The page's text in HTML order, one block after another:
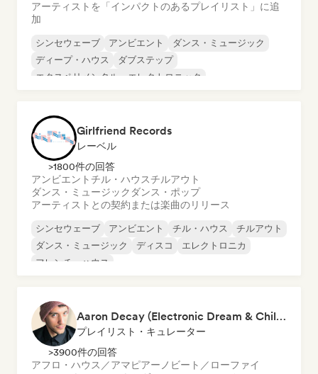
アーティストを「インパクトのあるプレイリスト」に追
加
シンセウェーブ アンビエント
ダンス・ミュージック
ディープ・ハウス
ダブステップ
エクスペリメンタル・エレクトロニック
Girlfriend Records
レーベル
>1800件の回答
アンビエント チル・ハウスチルアウト
ダンス・ミュージック ダンス・ポップ
アーティストとの契約または楽曲のリリース
シンセウェーブ アンビエント チル・ハウス
チルアウト
ダンス・ミュージック
ディスコ
エレクトロニカ
フレンチ・ハウス
Aaron Decay (Electronic Dream & Chill Electronic Dream playlists)
プレイリスト・キュレーター
>3900件の回答
アフロ・ハウス／アマピアーノ ビート／ローファイ